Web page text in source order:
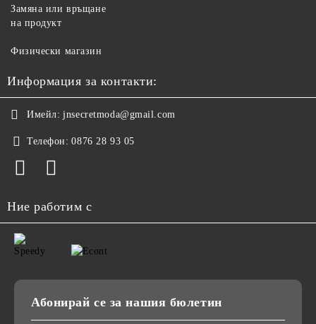
Замяна или връщане
на продукт
Физически магазин
Информация за контакти:
Имейл: jnsecretmoda@gmail.com
Телефон: 0876 28 93 05
Ние работим с
Абонирай се за нашия бюлетин